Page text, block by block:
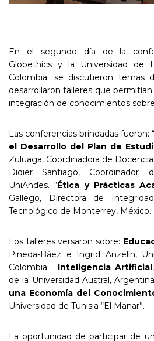
En el segundo día de la
Globethics y la Universidad de
Colombia; se discutieron temas
desarrollaron talleres que
integración de conocimientos
Las conferencias brindadas fueron: “
el Desarrollo del Plan de
Zuluaga, Coordinadora de
Didier Santiago, Coordinador
UniAndes. “Ética y Prácticas
Gallego, Directora de
Tecnológico de Monterrey, México.
Los talleres versaron sobre:
Pineda-Báez e Ingrid Anzelín,
Colombia; Inteligencia Artificial
de la Universidad Austral,
una Economía del
Universidad de Tunisia “El Manar”.
La oportunidad de participar de